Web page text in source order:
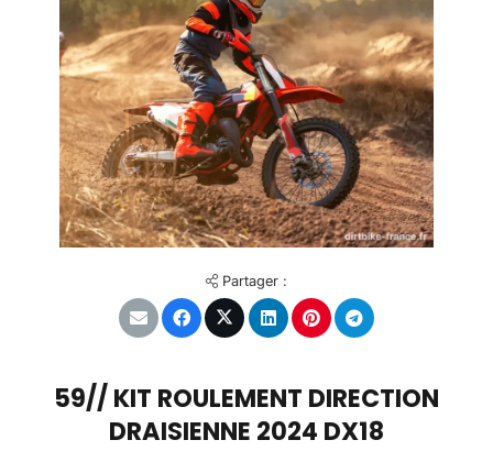
Partager :
59// KIT ROULEMENT DIRECTION
DRAISIENNE 2024 DX18